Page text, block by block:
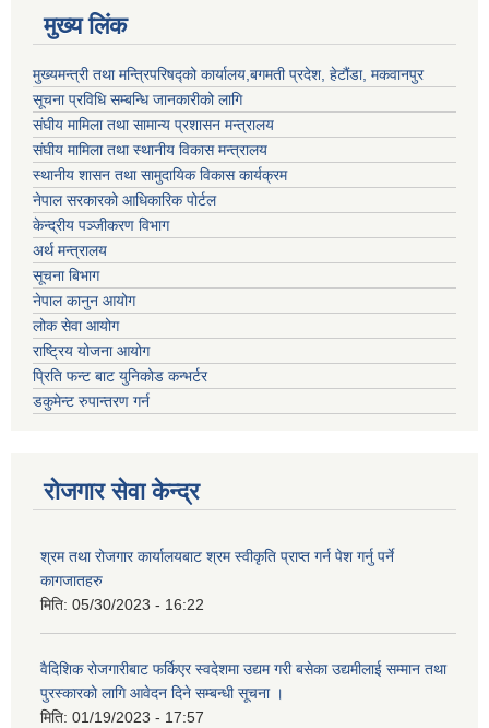
मुख्य लिंक
मुख्यमन्त्री तथा मन्त्रिपरिषद्को कार्यालय,बगमती प्रदेश, हेटौंडा, मकवानपुर
सूचना प्रविधि सम्बन्धि जानकारीको लागि
संघीय मामिला तथा सामान्य प्रशासन मन्त्रालय
संघीय मामिला तथा स्थानीय विकास मन्त्रालय
स्थानीय शासन तथा सामुदायिक विकास कार्यक्रम
नेपाल सरकारको आधिकारिक पोर्टल
केन्द्रीय पञ्जीकरण विभाग
अर्थ मन्त्रालय
सूचना बिभाग
नेपाल कानुन आयोग
लोक सेवा आयोग
राष्ट्रिय योजना आयोग
प्रिति फन्ट बाट युनिकोड कन्भर्टर
डकुमेन्ट रुपान्तरण गर्न
रोजगार सेवा केन्द्र
श्रम तथा रोजगार कार्यालयबाट श्रम स्वीकृति प्राप्त गर्न पेश गर्नु पर्ने
कागजातहरु
मिति: 05/30/2023 - 16:22
वैदिशिक रोजगारीबाट फर्किएर स्वदेशमा उद्यम गरी बसेका उद्यमीलाई सम्मान तथा
पुरस्कारको लागि आवेदन दिने सम्बन्धी सूचना ।
मिति: 01/19/2023 - 17:57